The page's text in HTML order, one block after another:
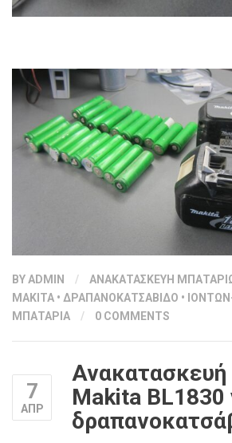
BYADMIN / ΑΝΑΚΑΤΑΣΚΕΥΗ
MAKITA • ΔΡΑΠΑΝΟΚΑΤΣΑΒΙΔΟ •
ΜΠΑΤΑΡΙΑ
/ 0 COMMENTS
7
ΑΠΡ
Ανακατασκευή
Makita BL1830